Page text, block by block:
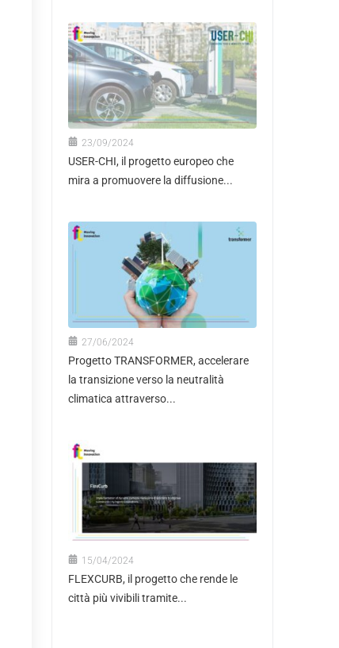
23/09/2024
USER-CHI, il progetto europeo che
mira a promuovere la diffusione...
27/06/2024
Progetto TRANSFORMER, accelerare
la transizione verso la neutralità
climatica attraverso...
15/04/2024
FLEXCURB, il progetto che rende le
città più vivibili tramite...